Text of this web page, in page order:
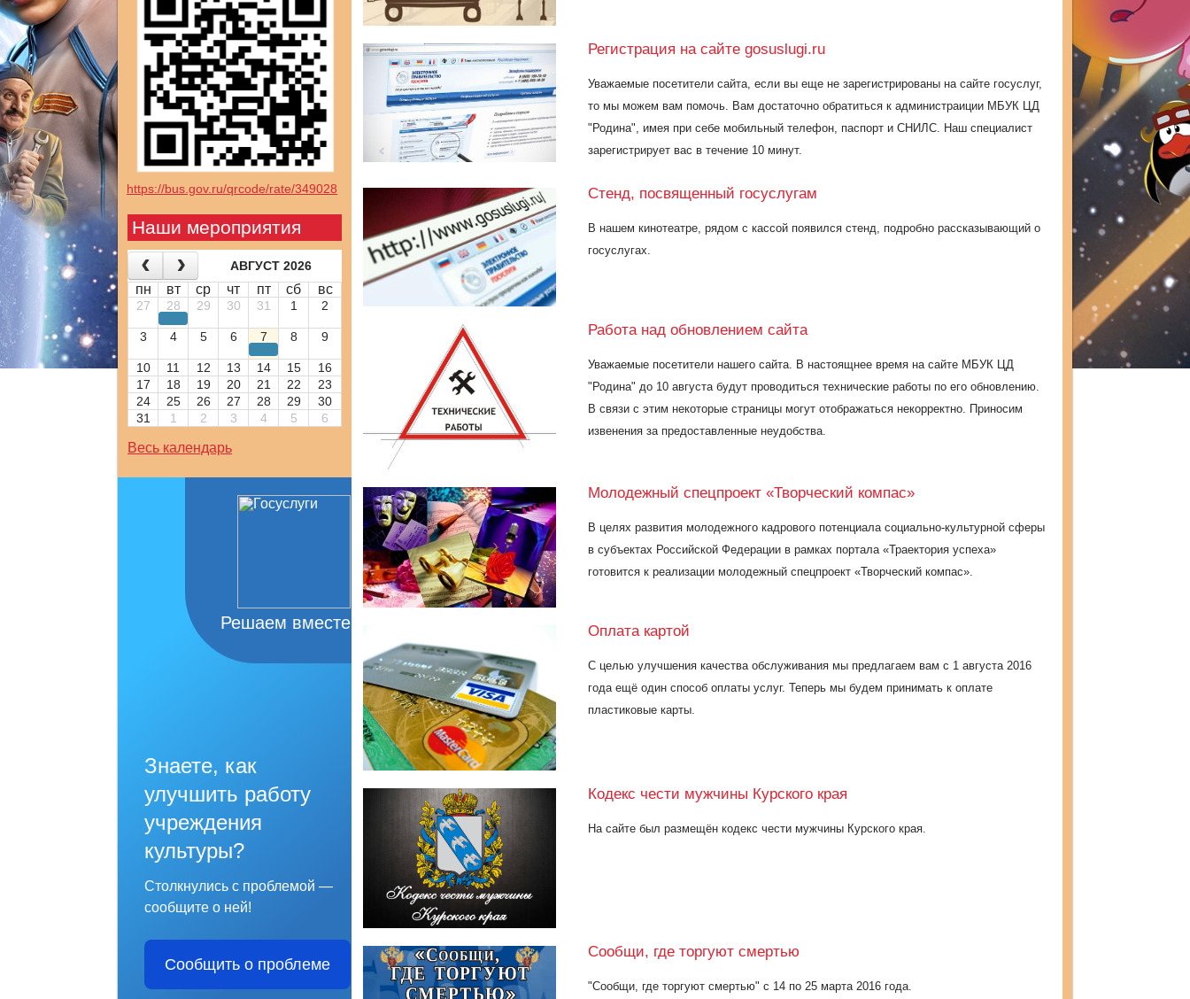
https://bus.gov.ru/qrcode/rate/349028
Наши мероприятия
АВГУСТ 2026
пн вт ср чт пт сб вс
27 28 29 30 31 1 2
3 4 5 6 7 8 9
10 11 12 13 14 15
16
17
18 19 20 21 22
23
24
25 26 27 28 29
30
31
1 2 3 4 5 6
Весь календарь
Решаем вместе
Знаете, как
улучшить работу
учреждения
культуры?
Столкнулись с проблемой —
сообщите о ней!
Сообщить о проблеме
Регистрация на сайте gosuslugi.ru
Уважаемые посетители сайта, если вы еще не зарегистрированы на сайте госуслуг,
то мы можем вам помочь. Вам достаточно обратиться к администраиции МБУК ЦД
"Родина", имея при себе мобильный телефон, паспорт и СНИЛС. Наш специалист
зарегистрирует вас в течение 10 минут.
Стенд, посвященный госуслугам
В нашем кинотеатре, рядом с кассой появился стенд, подробно рассказывающий о
госуслугах.
Работа над обновлением сайта
Уважаемые посетители нашего сайта. В настоящнее время на сайте МБУК ЦД
"Родина" до 10 августа будут проводиться технические работы по его обновлению.
В связи с этим некоторые страницы могут отображаться некорректно. Приносим
извенения за предоставленные неудобства.
Молодежный спецпроект «Творческий компас»
В целях развития молодежного кадрового потенциала социально-культурной сферы
в субъектах Российской Федерации в рамках портала «Траектория успеха»
готовится к реализации молодежный спецпроект «Творческий компас».
Оплата картой
С целью улучшения качества обслуживания мы предлагаем вам с 1 августа 2016
года ещё один способ оплаты услуг. Теперь мы будем принимать к оплате
пластиковые карты.
Кодекс чести мужчины Курского края
На сайте был размещён кодекс чести мужчины Курского края.
Сообщи, где торгуют смертью
"Сообщи, где торгуют смертью" с 14 по 25 марта 2016 года.